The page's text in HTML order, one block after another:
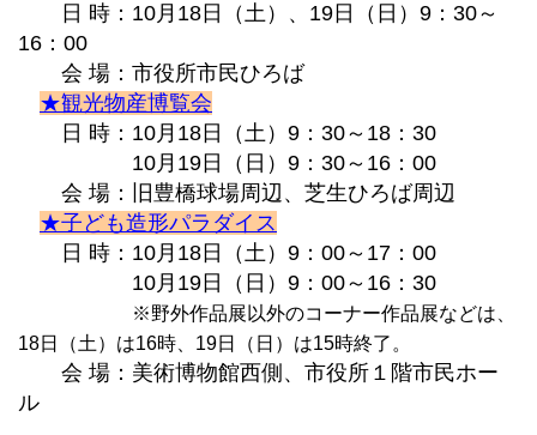
日 時： 10月18日（土）、19日（日）9：30～
16：00
会 場：市役所市民ひろば
★観光物産博覧会
日 時：10月18日（土）9：30～18：30
10月19日（日）9：30～16：00
会 場：旧豊橋球場周辺、芝生ひろば周辺
★子ども造形パラダイス
日 時：10月18日（土）9：00～17：00
10月19日（日）9：00～16：30
※野外作品展以外のコーナー作品展などは、
18日（土）は16時、19日（日）は15時終了。
会 場：美術博物館西側、市役所１階市民ホー
ル